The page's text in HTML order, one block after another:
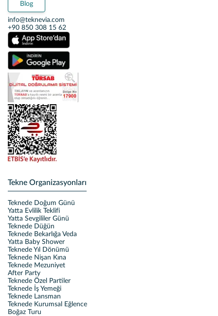
Blog
info@teknevia.com
+90 850 308 15 62
Tekne Organizasyonları
Teknede Doğum Günü
Yatta Evlilik Teklifi
Yatta Sevgililer Günü
Teknede Düğün
Teknede Bekarlığa Veda
Yatta Baby Shower
Teknede Yıl Dönümü
Teknede Nişan Kına
Teknede Mezuniyet
After Party
Teknede Özel Partiler
Teknede İş Yemeği
Teknede Lansman
Teknede Kurumsal Eğlence
Boğaz Turu